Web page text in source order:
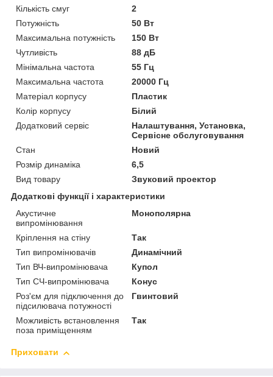
Кількість смуг
2
Потужність
50 Вт
Максимальна потужність
150 Вт
Чутливість
88 дБ
Мінімальна частота
55 Гц
Максимальна частота
20000 Гц
Матеріал корпусу
Пластик
Колір корпусу
Білий
Додатковий сервіс
Налаштування, Установка,
Сервісне обслуговування
Стан
Новий
Розмір динаміка
6,5
Вид товару
Звуковий проектор
Додаткові функції і характеристики
Акустичне
випромінювання
Монополярна
Кріплення на стіну
Так
Тип випромінювачів
Динамічний
Тип ВЧ-випромінювача
Купол
Тип СЧ-випромінювача
Конус
Роз'єм для підключення до
підсилювача потужності
Гвинтовий
Можливість встановлення
поза приміщенням
Так
Приховати